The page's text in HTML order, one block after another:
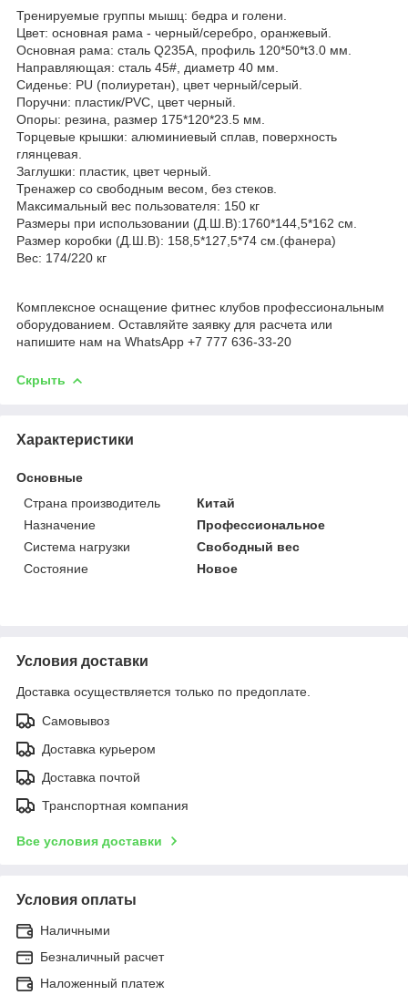
Тренируемые группы мышц: бедра и голени.
Цвет: основная рама - черный/серебро, оранжевый.
Основная рама: сталь Q235A, профиль 120*50*t3.0 мм.
Направляющая: сталь 45#, диаметр 40 мм.
Сиденье: PU (полиуретан), цвет черный/серый.
Поручни: пластик/PVC, цвет черный.
Опоры: резина, размер 175*120*23.5 мм.
Торцевые крышки: алюминиевый сплав, поверхность
глянцевая.
Заглушки: пластик, цвет черный.
Тренажер со свободным весом, без стеков.
Максимальный вес пользователя: 150 кг
Размеры при использовании (Д.Ш.B):1760*144,5*162 см.
Размер коробки (Д.Ш.B): 158,5*127,5*74 см.(фанера)
Вес: 174/220 кг
Комплексное оснащение фитнес клубов профессиональным
оборудованием. Оставляйте заявку для расчета или
напишите нам на WhatsApp +7 777 636-33-20
Скрыть
Характеристики
Основные
Страна производитель
Китай
Назначение
Профессиональное
Система нагрузки
Свободный вес
Состояние
Новое
Условия доставки
Доставка осуществляется только по предоплате.
Самовывоз
Доставка курьером
Доставка почтой
Транспортная компания
Все условия доставки
Условия оплаты
Наличными
Безналичный расчет
Наложенный платеж